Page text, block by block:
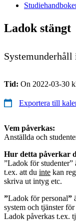
Ladok stängt
Tid: On 2022-03-30
Exportera till
Vem påverkas:
Anställda och
Hur detta påverkar
”Ladok för
t.ex. att du inte kan
skriva ut intyg etc.
”Ladok för personal”
system och tjänster
Ladok påverkas t.ex.